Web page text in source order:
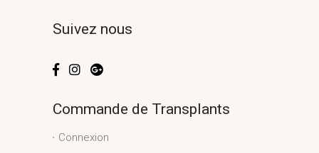
Suivez nous
Commande de Transplants
Connexion